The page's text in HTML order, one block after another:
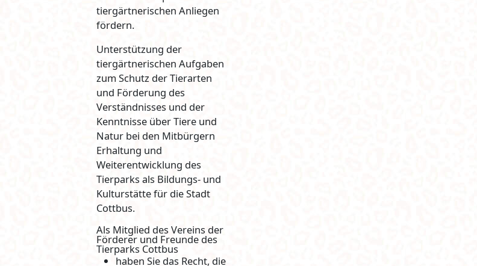
tiergärtnerischen Anliegen
fördern.
Unterstützung der
tiergärtnerischen Aufgaben
zum Schutz der Tierarten
und Förderung des
Verständnisses und der
Kenntnisse über Tiere und
Natur bei den Mitbürgern
Erhaltung und
Weiterentwicklung des
Tierparks als Bildungs- und
Kulturstätte für die Stadt
Cottbus.
Als Mitglied des Vereins der
Förderer und Freunde des
Tierparks Cottbus
haben Sie das Recht, die